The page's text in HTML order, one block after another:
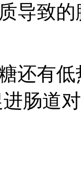
导致
有低
肠道